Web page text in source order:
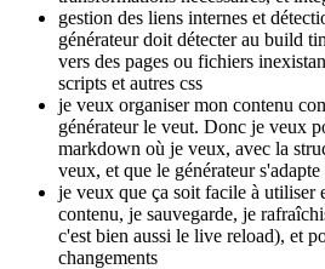
gestion des liens internes et
générateur doit détecter au build
vers des pages ou fichiers
scripts et autres css
je veux organiser mon contenu
générateur le veut. Donc je veux
markdown où je veux, avec la
veux, et que le générateur s'adapte
je veux que ça soit facile à utiliser
contenu, je sauvegarde, je
c'est bien aussi le live reload), et
changements